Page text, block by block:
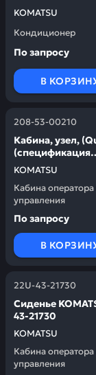
KOMATSU
Кондиционер
По запросу
В
208-53-00210
KOMATSU
Кабина, узел,
(спецификация
для холодного
(A)) KOMATSU
00210
Кабина
управления
Заказывая
По запросу
В
22U-43-21730
KOMATSU
Сиденье
43-21730
Кабина
управления
Заказывая